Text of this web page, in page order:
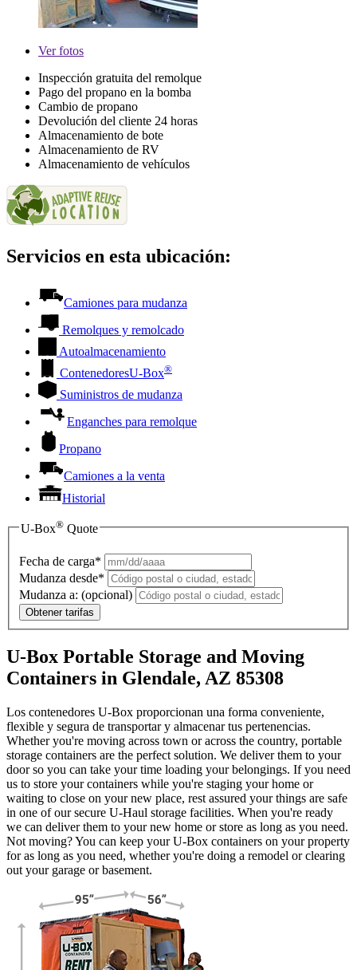
Verfotos
Inspección gratuita del remolque
Pago del propano en la bomba
Cambio de propano
Devolución del cliente 24 horas
Almacenamiento de bote
Almacenamiento de RV
Almacenamiento de vehículos
Servicios en esta ubicación:
Camiones para mudanza
Remolques y remolcado
Autoalmacenamiento
ContenedoresU-Box®
Suministros de mudanza
Enganches para remolque
Propano
Camiones a la venta
Historial
U-Box® Quote
Fecha de carga*
Mudanza desde*
Mudanza a: (opcional)
Obtener tarifas
U-Box Portable Storage and Moving
Containers in Glendale, AZ 85308
Los contenedores U-Box proporcionan una forma conveniente,
flexible y segura de transportar y almacenar tus pertenencias.
Whether you're moving across town or across the country, portable
storage containers are the perfect solution. We deliver them to your
door so you can take your time loading your belongings. If you need
us to store your containers while you're staging your home or
waiting to close on your new place, rest assured your things are safe
in one of our secure U-Haul storage facilities. When you're ready
we can deliver them to your new home or store as long as you need.
Not moving? You can keep yourU-Box containers on your property
for as long as you need, whether you're doing a remodel or clearing
out your garage or basement.